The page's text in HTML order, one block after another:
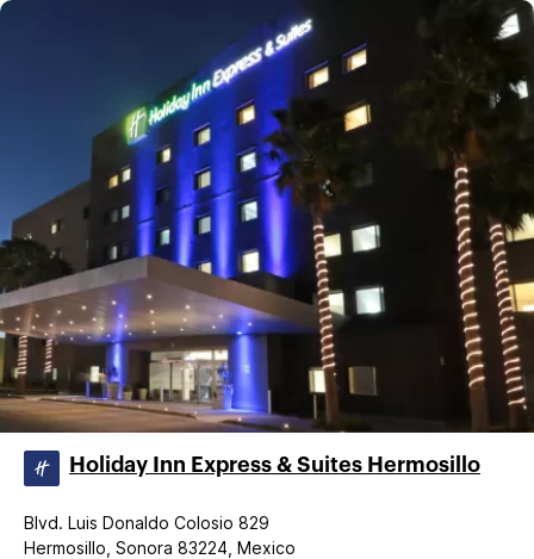
Holiday Inn Express & Suites Hermosillo
Blvd. Luis Donaldo Colosio 829
Hermosillo, Sonora 83224, Mexico